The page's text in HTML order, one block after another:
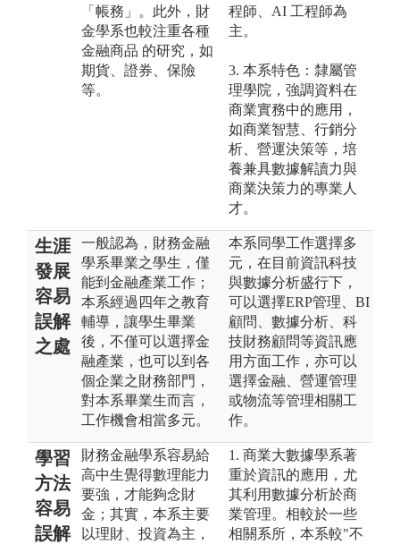
「帳務」。此外，財
金學系也較注重各種
金融商品 的研究，如
期貨、證券、保險
等。
程師、AI 工程師為
主。
3. 本系特色：隸屬管
理學院，強調資料在
商業實務中的應用，
如商業智慧、行銷分
析、營運決策等，培
養兼具數據解讀力與
商業決策力的專業人
才。
生涯
發展
容易
誤解
之處
一般認為，財務金融
學系畢業之學生，僅
能到金融產業工作；
本系經過四年之教育
輔導，讓學生畢業
後，不僅可以選擇金
融產業，也可以到各
個企業之財務部門，
對本系畢業生而言，
工作機會相當多元。
本系同學工作選擇多
元，在目前資訊科技
與數據分析盛行下，
可以選擇ERP管理、BI
顧問、數據分析、科
技財務顧問等資訊應
用方面工作，亦可以
選擇金融、營運管理
或物流等管理相關工
作。
學習
方法
容易
誤解
財務金融學系容易給
高中生覺得數理能力
要強，才能夠念財
金；其實，本系主要
以理財、投資為主，
1. 商業大數據學系著
重於資訊的應用，尤
其利用數據分析於商
業管理。相較於一些
相關系所，本系較"不